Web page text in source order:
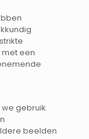
een
we gebruik
beelden